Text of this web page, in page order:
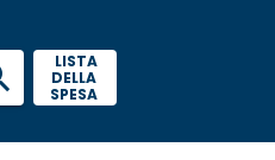
LISTA
DELLA
SPESA